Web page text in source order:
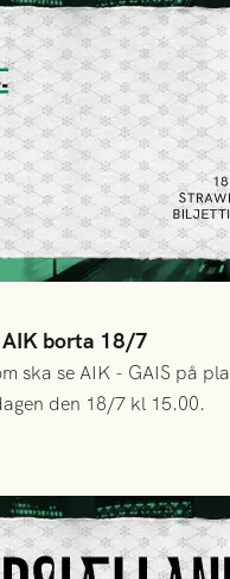
borta 18/7
ska se AIK - GAIS på
den 18/7 kl 15.00.